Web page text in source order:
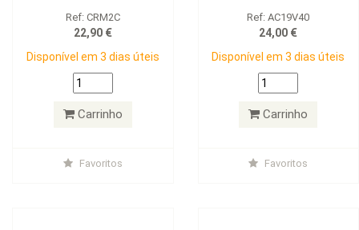
Ref: CRM2C
22,90 €
Disponível em 3 dias úteis
Carrinho
Favoritos
Ref: AC19V40
24,00 €
Disponível em 3 dias úteis
Carrinho
Favoritos